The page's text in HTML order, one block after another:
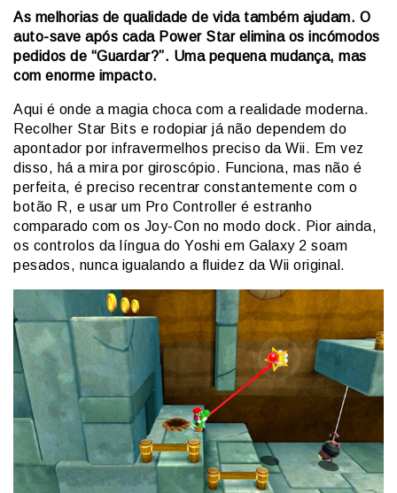
As melhorias de qualidade de vida também ajudam. O
auto-save após cada Power Star elimina os incómodos
pedidos de “Guardar?”. Uma pequena mudança, mas
com enorme impacto.
Aqui é onde a magia choca com a realidade moderna.
Recolher Star Bits e rodopiar já não dependem do
apontador por infravermelhos preciso da Wii. Em vez
disso, há a mira por giroscópio. Funciona, mas não é
perfeita, é preciso recentrar constantemente com o
botão R, e usar um Pro Controller é estranho
comparado com os Joy-Con no modo dock. Pior ainda,
os controlos da língua do Yoshi em Galaxy 2 soam
pesados, nunca igualando a fluidez da Wii original.